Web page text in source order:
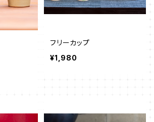
フリーカップ
¥1,980